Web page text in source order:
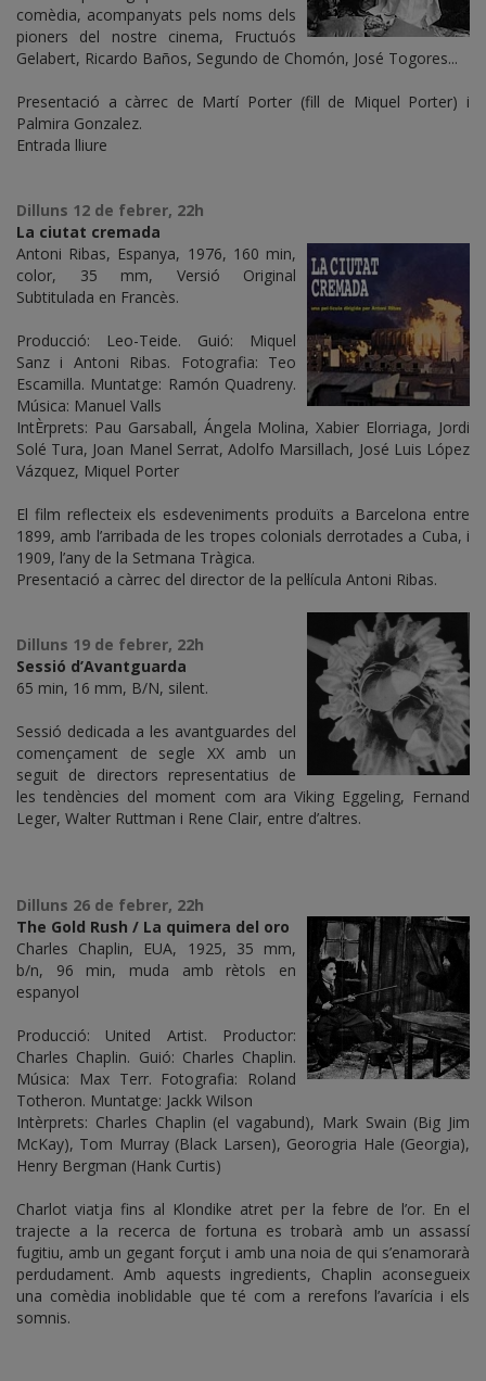
comèdia, acompanyats pels noms dels
pioners del nostre cinema, Fructuós
Gelabert, Ricardo Baños, Segundo de Chomón, José Togores...
Presentació a càrrec de Martí Porter (fill de Miquel Porter) i
Palmira Gonzalez.
Entrada lliure
Dilluns 12 de febrer, 22h
La ciutat cremada
Antoni Ribas, Espanya, 1976, 160 min,
color, 35 mm, Versió Original
Subtitulada en Francès.
Producció: Leo-Teide. Guió: Miquel
Sanz i Antoni Ribas. Fotografia: Teo
Escamilla. Muntatge: Ramón Quadreny.
Música: Manuel Valls
IntÈrprets: Pau Garsaball, Ángela Molina, Xabier Elorriaga, Jordi
Solé Tura, Joan Manel Serrat, Adolfo Marsillach, José Luis López
Vázquez, Miquel Porter
El film reflecteix els esdeveniments produïts a Barcelona entre
1899, amb l’arribada de les tropes colonials derrotades a Cuba, i
1909, l’any de la Setmana Tràgica.
Presentació a càrrec del director de la pel·lícula Antoni Ribas.
Dilluns 19 de febrer, 22h
Sessió d’Avantguarda
65 min, 16 mm, B/N, silent.
Sessió dedicada a les avantguardes del
començament de segle XX amb un
seguit de directors representatius de
les tendències del moment com ara Viking Eggeling, Fernand
Leger, Walter Ruttman i Rene Clair, entre d’altres.
Dilluns 26 de febrer, 22h
The Gold Rush / La quimera del oro
Charles Chaplin, EUA, 1925, 35 mm,
b/n, 96 min, muda amb rètols en
espanyol
Producció: United Artist. Productor:
Charles Chaplin. Guió: Charles Chaplin.
Música: Max Terr. Fotografia: Roland
Totheron. Muntatge: Jackk Wilson
Intèrprets: Charles Chaplin (el vagabund), Mark Swain (Big Jim
McKay), Tom Murray (Black Larsen), Georogria Hale (Georgia),
Henry Bergman (Hank Curtis)
Charlot viatja fins al Klondike atret per la febre de l’or. En el
trajecte a la recerca de fortuna es trobarà amb un assassí
fugitiu, amb un gegant forçut i amb una noia de qui s’enamorarà
perdudament. Amb aquests ingredients, Chaplin aconsegueix
una comèdia inoblidable que té com a rerefons l’avarícia i els
somnis.